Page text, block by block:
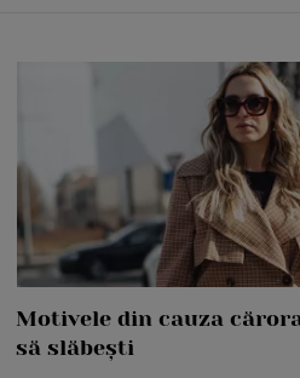
Motivele din cauza
să slăbești